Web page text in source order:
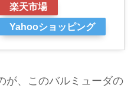
楽天市場
Yahooショッピング
が、このバルミューダの